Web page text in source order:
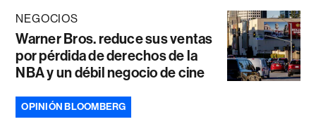
NEGOCIOS
Warner Bros. reduce sus ventas
por pérdida de derechos de la
NBA y un débil negocio de cine
OPINIÓN BLOOMBERG